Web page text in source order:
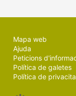
Mapa web
Ajuda
Peticions
Política de galetes
Política de